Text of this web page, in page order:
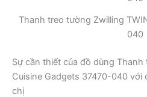
Thanh treo tường Zwilling
040
Sự cần thiết của đồ dùng
Cuisine Gadgets 37470-040 với
chị